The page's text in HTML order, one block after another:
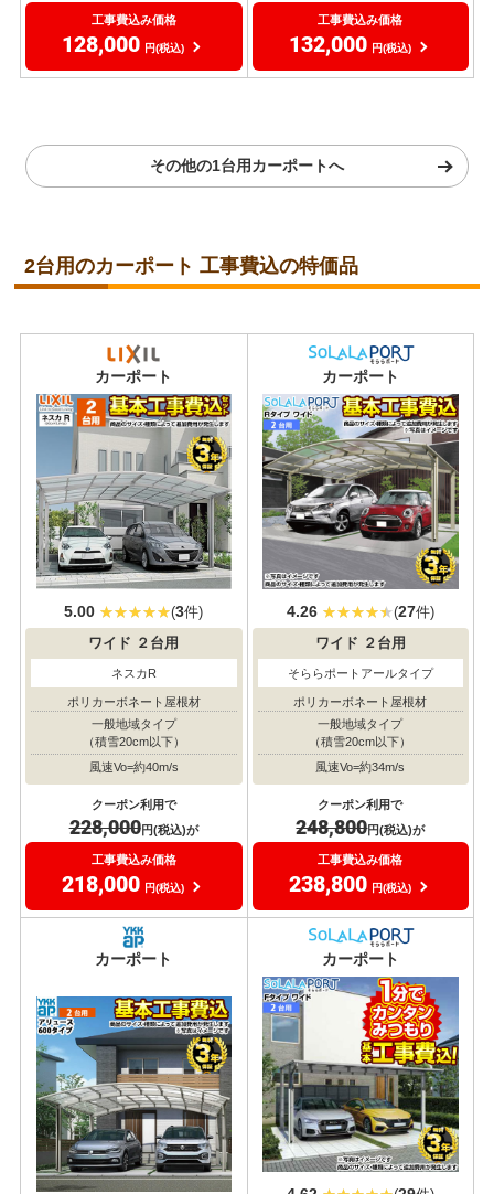
工事費込み価格
128,000 円(税込)
工事費込み価格
132,000 円(税込)
その他の1台用カーポートへ
2台用のカーポート 工事費込の特価品
カーポート
5.00 (3件)
ワイド ２台用
ネスカR
ポリカーボネート屋根材
一般地域タイプ
（積雪20cm以下）
風速Vo=約40m/s
クーポン利用で
228,000円(税込)が
工事費込み価格
218,000 円(税込)
カーポート
4.26 (27件)
ワイド ２台用
そららポートアールタイプ
ポリカーボネート屋根材
一般地域タイプ
（積雪20cm以下）
風速Vo=約34m/s
クーポン利用で
248,800円(税込)が
工事費込み価格
238,800 円(税込)
カーポート カーポート